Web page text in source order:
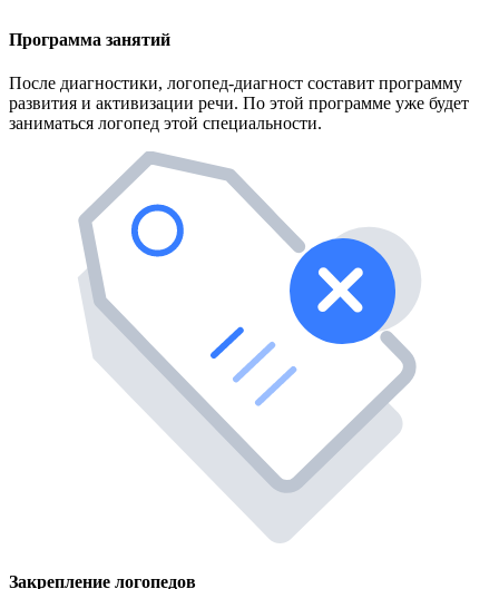
Программа занятий
После диагностики, логопед-диагност составит программу
развития и активизации речи. По этой программе уже будет
заниматься логопед этой специальности.
Закрепление логопедов